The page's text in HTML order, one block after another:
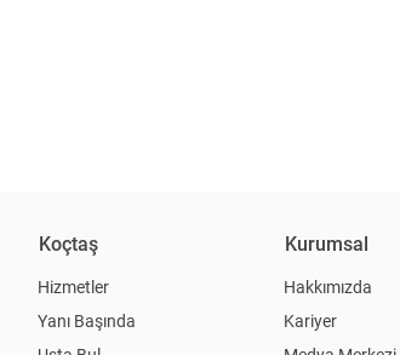
Koçtaş
Hizmetler
Yanı Başında
Kurumsal
Hakkımızda
Kariyer